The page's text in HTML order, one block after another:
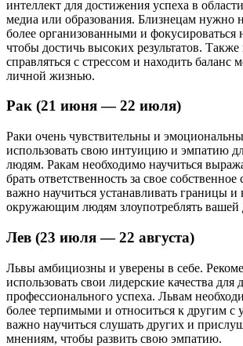
интеллект для достижения успеха в
медиа или образования. Близнецам нужно
более организованными и фокусироваться
чтобы достичь высоких результатов.
справляться с стрессом и находить баланс
личной жизнью.
Рак (21 июня — 22 июля)
Раки очень чувствительны и
использовать свою интуицию и эмпатию
людям. Ракам необходимо научиться
брать ответственность за свое собственное
важно научиться устанавливать границы и
окружающим людям злоупотреблять вашей
Лев (23 июля — 22 августа)
Львы амбициозны и уверены в себе.
использовать свои лидерские качества для
профессионального успеха. Львам
более терпимыми и относиться к другим с
важно научиться слушать других и
мнениям, чтобы развить свою эмпатию.